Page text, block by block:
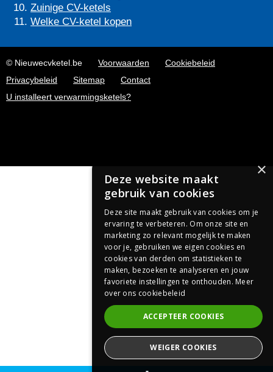
Zuinige CV-ketels
Welke CV-ketel kopen
© Nieuwecvketel.be Voorwaarden
Cookiebeleid
Privacybeleid
Sitemap
Contact
U installeert verwarmingsketels?
×
Deze website maakt
gebruik van cookies
Deze site maakt gebruik van cookies om je
ervaring te verbeteren. Om onze site en
marketing zo relevant mogelijk te maken
voor je, gebruiken we eigen cookies en
cookies van derden om statistieken te
maken, bezoeken te analyseren en jouw
favoriete instellingen te onthouden. Meer
over ons cookiebeleid
ACCEPTEER COOKIES
WEIGER COOKIES